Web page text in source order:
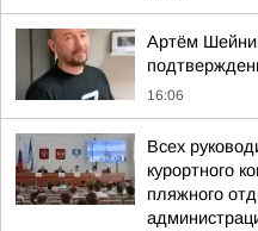
Артём
16:06
Всех
курортного
пляжного